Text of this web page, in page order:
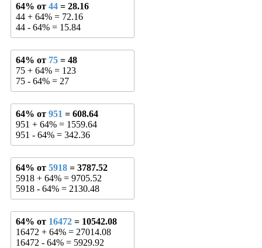
64% от 44 = 28.16
44 + 64% = 72.16
44 - 64% = 15.84
64% от 75 = 48
75 + 64% = 123
75 - 64% = 27
64% от 951 = 608.64
951 + 64% = 1559.64
951 - 64% = 342.36
64% от 5918 = 3787.52
5918 + 64% = 9705.52
5918 - 64% = 2130.48
64% от 16472 = 10542.08
16472 + 64% = 27014.08
16472 - 64% = 5929.92